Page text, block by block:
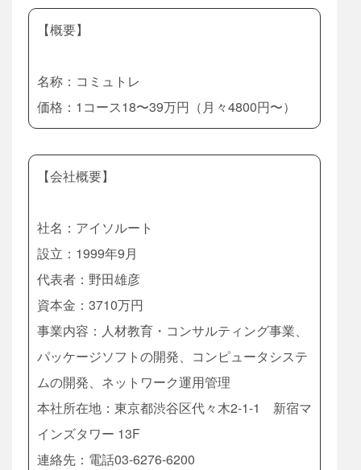
【概要】
名称：コミュトレ
価格：1コース18〜39万円（月々4800円〜）
【会社概要】
社名：アイソルート
設立：1999年9月
代表者：野田雄彦
資本金：3710万円
事業内容：人材教育・コンサルティング事業、
パッケージソフトの開発、コンピュータシステ
ムの開発、ネットワーク運用管理
本社所在地：東京都渋谷区代々木2-1-1 新宿マ
インズタワー 13F
連絡先：電話03-6276-6200